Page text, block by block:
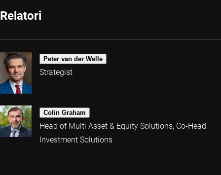
Relatori
Peter van der Welle
Strategist
Colin Graham
Head of Multi Asset & Equity Solutions, Co-Head
Investment Solutions